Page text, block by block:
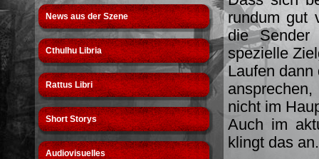
News aus der Szene
Cthulhu Libria
Rattus Libri
Short Storys
Audiovisuelles
rundum gut
die Sender
spezielle
Laufen
nicht im
Auch im
klingt das